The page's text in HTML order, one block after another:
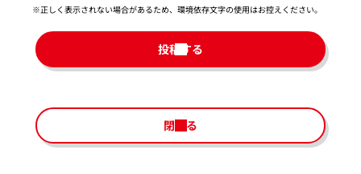
※正しく表示されない場合があるため、環境依存文字の使用はお控えください。​
投稿する
閉じる